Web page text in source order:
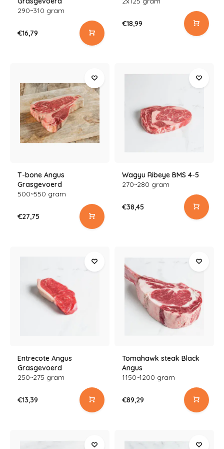
290~310 gram
€16,79
€18,99
T-bone Angus
Grasgevoerd
500~550 gram
€27,75
Wagyu Ribeye BMS 4-5
270~280 gram
€38,45
Entrecote Angus
Grasgevoerd
250~275 gram
€13,39
Tomahawk steak Black
Angus
1150~1200 gram
€89,29